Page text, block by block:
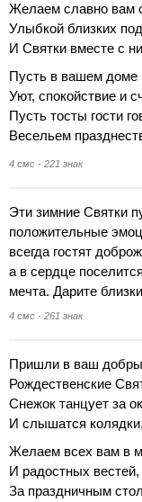
Желаем славно вам
Улыбкой близких
И Святки вместе с
Пусть в вашем доме
Уют, спокойствие и
Пусть тосты гости
Весельем
4 смс - 221 знак
Эти зимние Святки
положительные
всегда гостят
а в сердце
мечта. Дарите
4 смс - 261 знак
Пришли в ваш
Рождественские
Снежок танцует за
И слышатся колядки,
Желаем всех вам в
И радостных вестей,
За праздничным